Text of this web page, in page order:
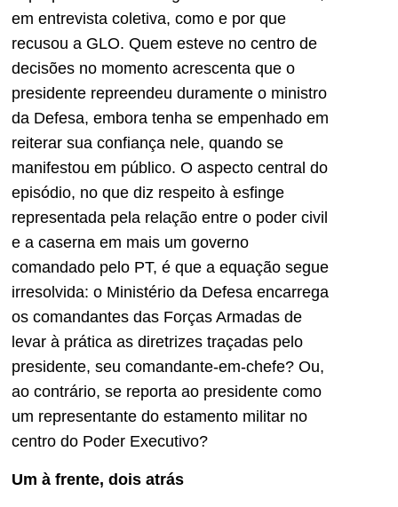
em entrevista coletiva, como e por que
recusou a GLO. Quem esteve no centro de
decisões no momento acrescenta que o
presidente repreendeu duramente o ministro
da Defesa, embora tenha se empenhado em
reiterar sua confiança nele, quando se
manifestou em público. O aspecto central do
episódio, no que diz respeito à esfinge
representada pela relação entre o poder civil
e a caserna em mais um governo
comandado pelo PT, é que a equação segue
irresolvida: o Ministério da Defesa encarrega
os comandantes das Forças Armadas de
levar à prática as diretrizes traçadas pelo
presidente, seu comandante-em-chefe? Ou,
ao contrário, se reporta ao presidente como
um representante do estamento militar no
centro do Poder Executivo?
Um à frente, dois atrás